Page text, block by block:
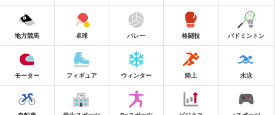
地方競馬 卓球 バレー 格闘技 バドミントン
モーター フィギュア ウィンター 陸上 水泳